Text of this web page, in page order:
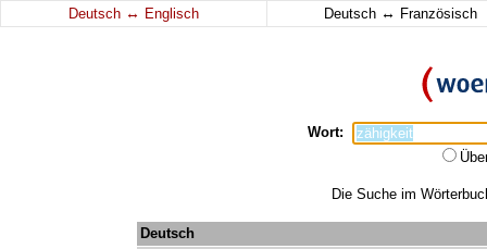
Deutsch ↔ Englisch Deutsch ↔ Französisch
Wort:
Die Suche im
Deutsch